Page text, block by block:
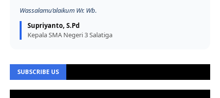
Wassalamu’alaikum Wr. Wb.
Supriyanto, S.Pd
Kepala SMA Negeri 3 Salatiga
SUBSCRIBE US